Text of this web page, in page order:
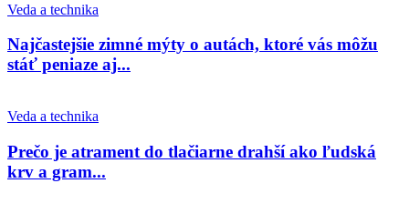
Veda a technika
Najčastejšie zimné mýty o autách, ktoré vás môžu
stáť peniaze aj...
Veda a technika
Prečo je atrament do tlačiarne drahší ako ľudská
krv a gram...